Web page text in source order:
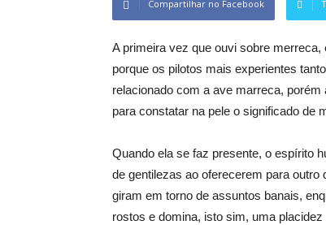
Compartilhar no Facebook
A primeira vez que ouvi sobre
porque os pilotos mais experientes
relacionado com a ave marreca,
para constatar na pele o significado de
Quando ela se faz presente, o espírito
de gentilezas ao oferecerem para
giram em torno de assuntos banais,
rostos e domina, isto sim, uma